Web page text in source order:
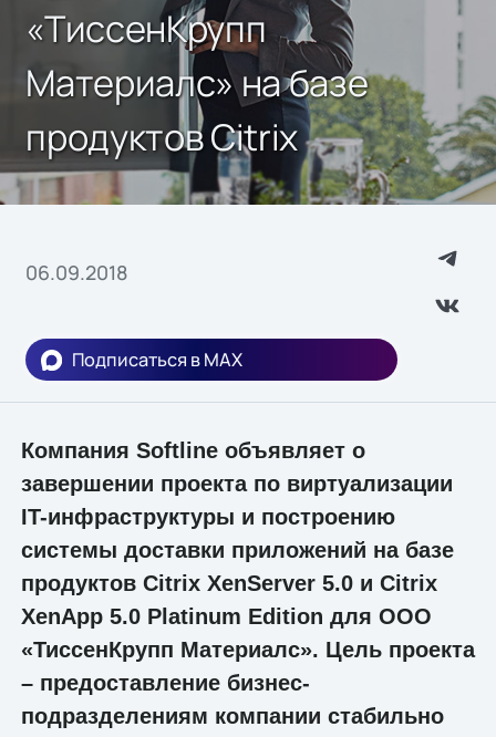
«ТиссенКрупп
Материалс» на базе
продуктов Citrix
06.09.2018
Подписаться в MAX
Компания Softline объявляет о
завершении проекта по виртуализации
IT-инфраструктуры и построению
системы доставки приложений на базе
продуктов Citrix XenServer 5.0 и Citrix
XenApp 5.0 Platinum Edition для ООО
«ТиссенКрупп Материалс». Цель проекта
– предоставление бизнес-
подразделениям компании стабильно